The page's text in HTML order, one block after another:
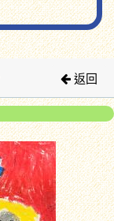
返回